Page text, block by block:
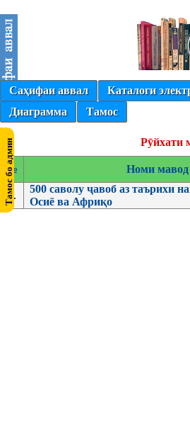
Саҳифаи аввал Каталоги
Диаграмма
Тамос
Рӯйхати
№ Номи мавод
1.
500 саволу ҷавоб аз таърихи
Осиё ва Африқо